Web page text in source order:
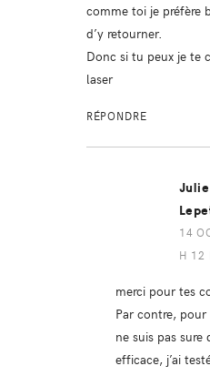
comme toi je préfère
d’y retourner.
Donc si tu peux je te
laser
RÉPONDRE
Julie
14
H 12
merci pour tes
Par contre,
ne suis pas
efficace, j’ai